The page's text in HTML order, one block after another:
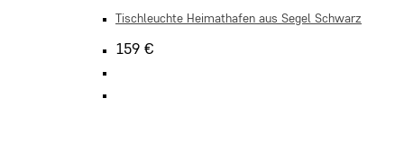
Tischleuchte Heimathafen aus Segel Schwarz
159 €